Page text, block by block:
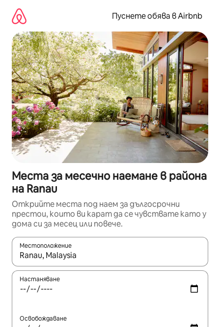
съдържанието
Пуснете обява в Airbnb
Места за месечно наемане в района
на Ranau
Открийте места под наем за дългосрочни
престои, които ви карат да се чувствате като у
дома си за месец или повече.
Местоположение
Когато резултатите се покажат, използвайте
Настаняване
Освобождаване